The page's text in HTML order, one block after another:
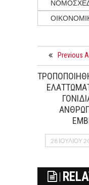
Previous
28 ΙΟΥΛΊΟΥ